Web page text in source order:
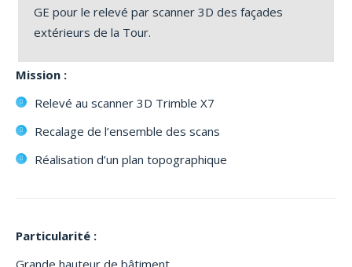
GE pour le relevé par scanner 3D des façades
extérieurs de la Tour.
Mission :
Relevé au scanner 3D Trimble X7
Recalage de l’ensemble des scans
Réalisation d’un plan topographique
Particularité :
Grande hauteur de bâtiment